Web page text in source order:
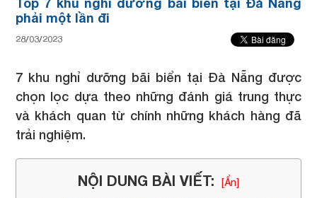
phải một lần đi
28/03/2023
7 khu nghỉ dưỡng bãi biển tại Đà Nẵng được
chọn lọc dựa theo những đánh giá trung thực
và khách quan từ chính những khách hàng đã
trải nghiệm.
NỘI DUNG BÀI VIẾT:
[Ẩn]